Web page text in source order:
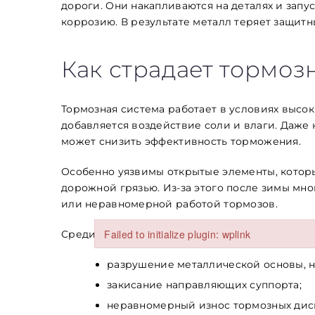
дороги. Они накапливаются на деталях и
коррозию. В результате металл теряет
Как страдает
Тормозная система работает в условиях
добавляется воздействие соли и влаги.
может снизить эффективность торможения.
Особенно уязвимы открытые элементы,
дорожной грязью. Из-за этого после зимы
или неравномерной работой тормозов.
Среди наиболее распространенных
разрушение металлической основы,
закисание направляющих суппорта;
неравномерный износ тормозных
Заголовок
Стаття
Абзац
Failed to initialize plugin: wplink
Failed to initialize plugin: wplink